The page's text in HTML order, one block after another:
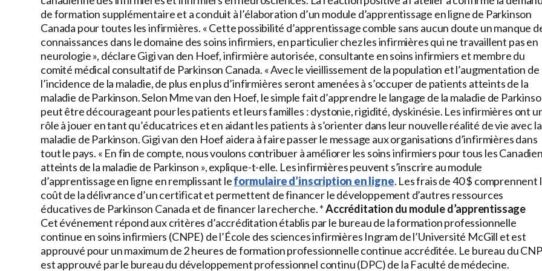
de formation supplémentaire et a conduit à l’élaboration d’un module d’apprentissage en ligne de Parkinson
Canada pour toutes les infirmières. « Cette possibilité d’apprentissage comble sans aucun doute un manque
connaissances dans le domaine des soins infirmiers, en particulier chez les infirmières qui ne travaillent pas en
neurologie », déclare Gigi van den Hoef, infirmière autorisée, consultante en soins infirmiers et membre du
comité médical consultatif de Parkinson Canada. « Avec le vieillissement de la population et l’augmentation de
l’incidence de la maladie, de plus en plus d’infirmières seront amenées à s’occuper de patients atteints de la
maladie de Parkinson. Selon Mme van den Hoef, le simple fait d’apprendre le langage de la maladie de
peut être décourageant pour les patients et leurs familles : dystonie, rigidité, dyskinésie. Les infirmières ont
rôle à jouer en tant qu’éducatrices et en aidant les patients à s’orienter dans leur nouvelle réalité de vie avec la
maladie de Parkinson. Gigi van den Hoef aidera à faire passer le message aux organisations d’infirmières dans
tout le pays. « En fin de compte, nous voulons contribuer à améliorer les soins infirmiers pour tous les
atteints de la maladie de Parkinson », explique-t-elle. Les infirmières peuvent s’inscrire au module
d’apprentissage en ligne en remplissant leformulaire d’inscription en ligne. Les frais de 40 $ comprennent
coût de la délivrance d’un certificat et permettent de financer le développement d’autres ressources
éducatives de Parkinson Canada et de financer la recherche. *Accréditation du module d’apprentissage
Cet événement répond aux critères d’accréditation établis par le bureau de la formation professionnelle
continue en soins infirmiers (CNPE) de l’École des sciences infirmières Ingram de l’Université McGill et est
approuvé pour un maximum de 2 heures de formation professionnelle continue accréditée. Le bureau du
est approuvé par le bureau du développement professionnel continu (DPC) de la Faculté de médecine.